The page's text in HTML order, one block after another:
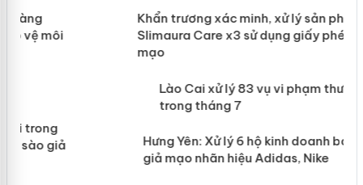
Khẩn trương xác minh, xử lý sản phẩm
Slimaura Care x3 sử dụng giấy phép
giả mạo
mại trong tháng 7